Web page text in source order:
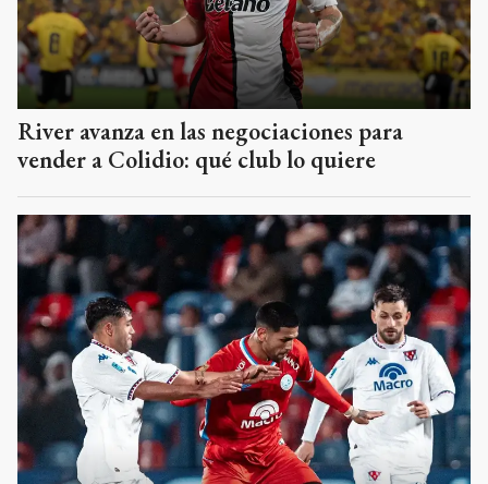
River avanza en las negociaciones para
vender a Colidio: qué club lo quiere